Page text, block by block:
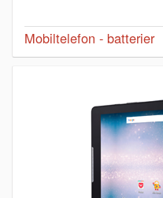
Mobiltelefon - batterier